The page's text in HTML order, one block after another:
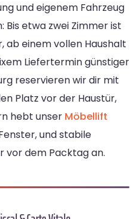
und eigenem Fahrzeug
etwa zwei Zimmer ist
ab einem vollen Haushalt
Liefertermin günstiger
reservieren wir dir mit
Platz vor der Haustür,
hebt unser Möbellift
und stabile
vor dem Packtag an.